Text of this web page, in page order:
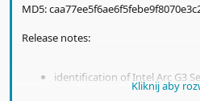
MD5:
Release notes:
identification of Intel Arc G3
fixed: Thermal Grizzly
Kliknij aby